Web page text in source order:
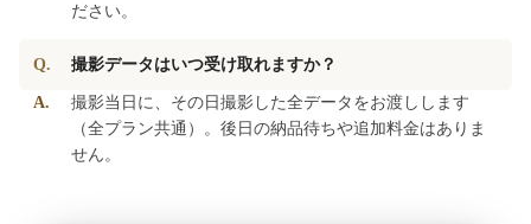
ださい。
Q. 撮影データはいつ受け取れますか？
A.
撮影当日に、その日撮影した全データをお渡しします
（全プラン共通）。後日の納品待ちや追加料金はありま
せん。